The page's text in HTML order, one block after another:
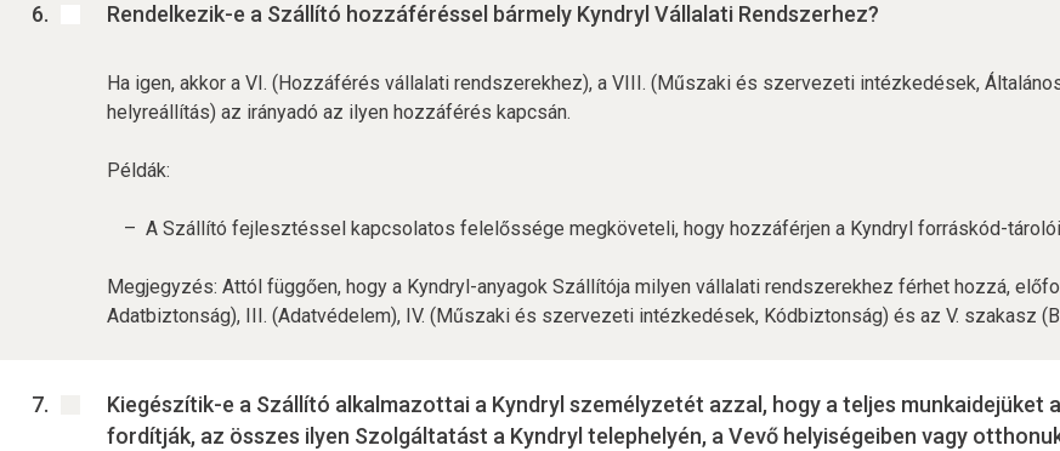
Rendelkezik-e a Szállító hozzáféréssel bármely Kyndryl Vállalati Rendszerhez?
Ha igen, akkor a VI. (Hozzáférés vállalati rendszerekhez), a VIII. (Műszaki és szervezeti intézkedések,
helyreállítás) az irányadó az ilyen hozzáférés kapcsán.
Példák:
A Szállító fejlesztéssel kapcsolatos felelőssége megköveteli, hogy hozzáférjen a Kyndryl forráskód-
Megjegyzés: Attól függően, hogy a Kyndryl-anyagok Szállítója milyen vállalati rendszerekhez férhet hozzá,
Adatbiztonság), III. (Adatvédelem), IV. (Műszaki és szervezeti intézkedések, Kódbiztonság) és az V. szakasz
Kiegészítik-e a Szállító alkalmazottai a Kyndryl személyzetét azzal, hogy a teljes
fordítják, az összes ilyen Szolgáltatást a Kyndryl telephelyén, a Vevő helyiségeiben vagy